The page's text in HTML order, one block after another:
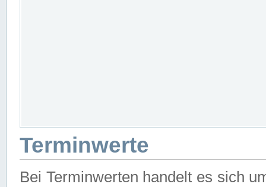
Terminwerte
Bei Terminwerten handelt es sich